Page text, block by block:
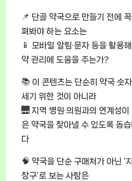
📌 단골 약국으로 만들기 전에
펴봐야 하는 요소는
📱 모바일 알림·문자 등을 활용
약 관리에 도움을 주는가?
📚 이 콘텐츠는 단순히 약국 숫
세기 위한 것이 아니라
🌉 지역 병원·의원과의 연계성이
은 약국을 찾아낼 수 있도록 돕습
다
🧠 약국을 단순 구매처가 아닌 ‘
창구’로 보는 사람은